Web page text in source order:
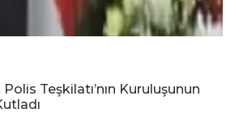
Teşkilatı’nın Kuruluşunun